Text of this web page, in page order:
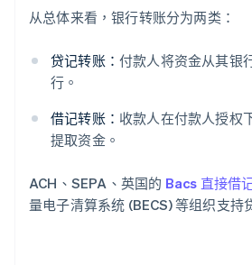
从总体来看，银行转账分为两类：
贷记转账： 付款人将资金从其银
行。
借记转账： 收款人在付款人授权
提取资金。
ACH、SEPA、英国的 Bacs 直接借
量电子清算系统 (BECS) 等组织支持